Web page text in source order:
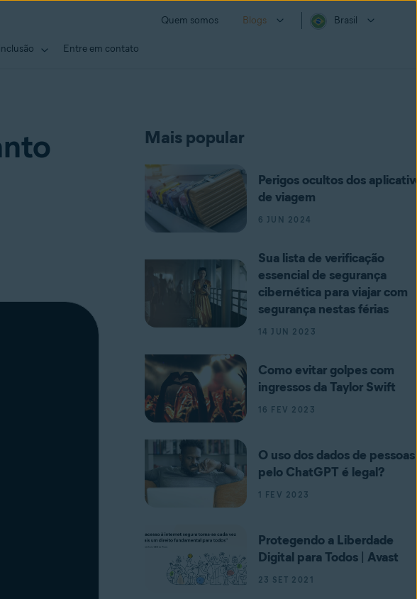
Quem somos Blogs Brasil
Entre em contato
Mais popular
Perigos ocultos dos
de viagem
6 JUN 2024
Sua lista de verificação
essencial de segurança
cibernética para viajar com
segurança nestas férias
14 JUN 2023
Como evitar golpes com
ingressos da Taylor Swift
16 FEV 2023
O uso dos dados de pessoas
pelo ChatGPT é legal?
1 FEV 2023
Protegendo a Liberdade
Digital para Todos | Avast
23 SET 2021